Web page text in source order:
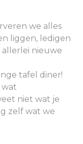
we alles
liggen, ledigen
nieuwe
tafel diner!
wat
niet wat je
zelf wat we